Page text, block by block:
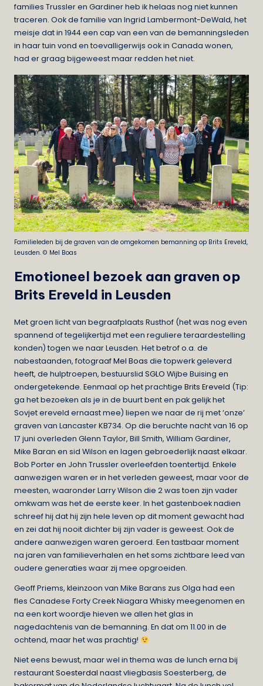
families Trussler en Gardiner heb ik helaas nog niet kunnen
traceren. Ook de familie van Ingrid Lambermont-DeWald, het
meisje dat in 1944 een cap van een van de bemanningsleden
in haar tuin vond en toevalligerwijs ook in Canada wonen,
had er graag bijgeweest maar redden het niet.
Familieleden bij de graven van de omgekomen bemanning op Brits Ereveld,
Leusden. © Mel Boas
Emotioneel bezoek aan graven op
Brits Ereveld in Leusden
Met groen licht van begraafplaats Rusthof (het was nog even
spannend of tegelijkertijd met een reguliere teraardestelling
konden) togen we naar Leusden. Het betrof o.a. de
nabestaanden, fotograafMel Boas die topwerk geleverd
heeft, de hulptroepen, bestuurslid SGLO Wijbe Buising en
ondergetekende. Eenmaal op het prachtige Brits Ereveld (Tip:
ga het bezoeken als je in de buurt bent en pak gelijk het
Sovjet ereveld ernaast mee) liepen we naar de rij met ‘onze’
graven van Lancaster KB734. Op die beruchte nacht van 16 op
17 juni overleden Glenn Taylor, Bill Smith, William Gardiner,
Mike Baran en sid Wilson en lagen gebroederlijk naast elkaar.
Bob Porter en John Trussler overleefden toentertijd. Enkele
aanwezigen waren er in het verleden geweest, maar voor de
meesten, waaronder Larry Wilson die 2 was toen zijn vader
omkwam was het de eerste keer. In het gastenboek nadien
schreef hij dat hij zijn hele leven op dit moment gewacht had
en zei dat hij nooit dichter bij zijn vader is geweest. Ook de
andere aanwezigen waren geroerd. Een tastbaar moment
na jaren van familieverhalen en het soms zichtbare leed van
oudere generaties waar zij mee opgroeiden.
Geoff Priems, kleinzoon van Mike Barans zus Olga had een
fles Canadese Forty Creek Niagara Whisky meegenomen en
na een kort woordje hieven we allen het glas in
nagedachtenis van de bemanning. En dat om 11.00 in de
ochtend, maar het was prachtig!
Niet eens bewust, maar wel in thema was de lunch erna bij
restaurantSoesterdal naast vliegbasis Soesterberg, de